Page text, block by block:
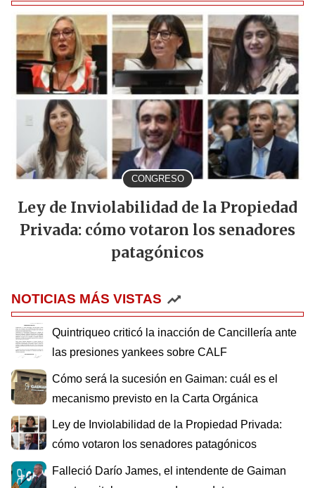
CONGRESO
Ley de Inviolabilidad de la Propiedad
Privada: cómo votaron los senadores
patagónicos
NOTICIAS MÁS VISTAS
Quintriqueo criticó la inacción de Cancillería ante
las presiones yankees sobre CALF
Cómo será la sucesión en Gaiman: cuál es el
mecanismo previsto en la Carta Orgánica
Ley de Inviolabilidad de la Propiedad Privada:
cómo votaron los senadores patagónicos
Falleció Darío James, el intendente de Gaiman